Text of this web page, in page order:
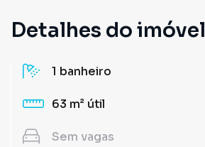
Detalhes do imóvel
1 banheiro
63 m² útil
Sem vagas